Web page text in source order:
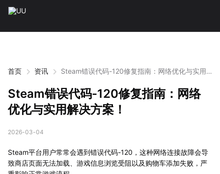
首页 资讯
Steam错误代码-120修复指南：网络优化与实用
Steam错误代码-120修复指南：网络
优化与实用解决方案！
2026-03-04
Steam平台用户常常会遇到错误代码-120，这种网络连接故障会导
致商店页面无法加载、游戏信息浏览受阻以及购物车添加失败，严